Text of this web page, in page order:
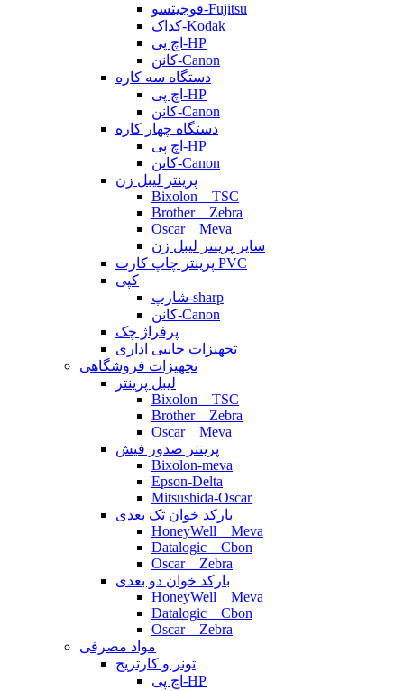
فوجیتسو-Fujitsu
کداک-Kodak
اچ پی-HP
کانن-Canon
دستگاه سه کاره
اچ پی-HP
کانن-Canon
دستگاه چهار کاره
اچ پی-HP
کانن-Canon
پرینتر لیبل زن
Bixolon _ TSC
Brother _ Zebra
Oscar _ Meva
سایر پرینتر لیبل زن
پرینتر چاپ کارت PVC
کپی
شارپ-sharp
کانن-Canon
پرفراژ چک
تجهیزات جانبی اداری
تجهیزات فروشگاهی
لیبل پرینتر
Bixolon _ TSC
Brother _ Zebra
Oscar _ Meva
پرینتر صدور فیش
Bixolon-meva
Epson-Delta
Mitsushida-Oscar
بارکد خوان تک بعدی
HoneyWell _ Meva
Datalogic _ Cbon
Oscar _ Zebra
بارکد خوان دو بعدی
HoneyWell _ Meva
Datalogic _ Cbon
Oscar _ Zebra
مواد مصرفی
تونر و کارتریج
اچ پی-HP